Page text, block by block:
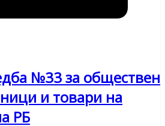
№33 за обществен
и товари на
РБ